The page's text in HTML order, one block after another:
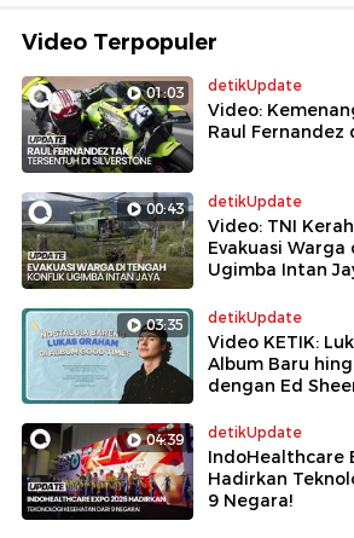
Video Terpopuler
01:03 detikUpdate
Video:
Raul Fernandez
00:43 detikUpdate
Video: TNI
Evakuasi
Ugimba Intan
03:35 detikUpdate
Video KETIK:
Album Baru
dengan Ed
04:39 detikUpdate
IndoHealthcare
Hadirkan
9 Negara!